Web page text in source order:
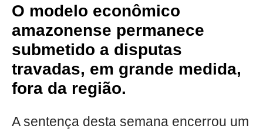
O modelo econômico
amazonense permanece
submetido a disputas
travadas, em grande medida,
fora da região.
A sentença desta semana encerrou um